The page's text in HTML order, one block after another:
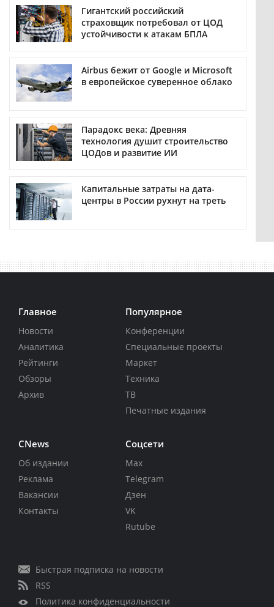
Гигантский российский
страховщик потребовал от ЦОД
устойчивости к атакам БПЛА
Airbus бежит от Google и Microsoft
в европейское суверенное облако
Парадокс века: Древняя
технология душит строительство
ЦОДов и развитие ИИ
Капитальные затраты на дата-
центры в России рухнут на треть
Главное
Новости
Аналитика
Рейтинги
Обзоры
Архив
Популярное
Конференции
Специальные проекты
Маркет
Техника
ТВ
Печатные издания
CNews
Об издании
Реклама
Вакансии
Контакты
Соцсети
Max
Telegram
Дзен
VK
Rutube
Быстрая подписка на новости
RSS
Политика конфиденциальности